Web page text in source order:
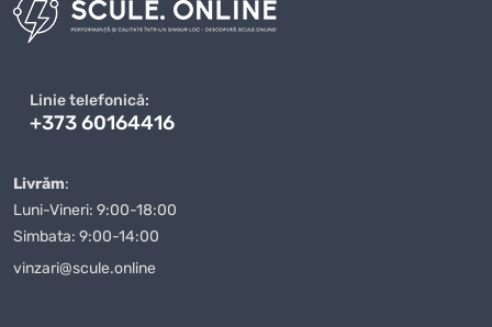
Avantajele achiziției de la noi nu se rezumă doar la prețuri
excelente, ci și la un nivel ridicat de servicii. Ne preocupăm de
Dacă aveți întrebări sau nelămuriri, echipa noastră de specialiști
Când comandați
ULA LED de la magazinul nostru, puteți fi siguri că veți primi un
produs de calitate într-un timp scurt. Oferim diverse modalități
pentru clienții noștri. Indiferent unde vă aflați în Moldova, vă
Linie telefonică:
+373 60164416
Livrăm:
Luni-Vineri: 9:00-18:00
Simbata: 9:00-14:00
vinzari@scule.online